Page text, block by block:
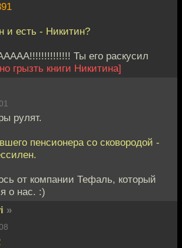
и есть - Никитин?
Ты его раскусил
грызть книги Никитина]
рулят.
пенсионера со сковородой -
от компании Тефаль, который
о нас. :)
»